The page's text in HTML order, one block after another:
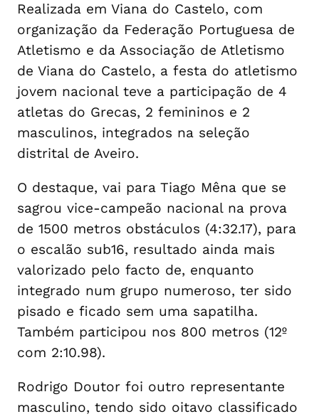
Realizada em Viana do Castelo, com
organização da Federação Portuguesa de
Atletismo e da Associação de Atletismo
de Viana do Castelo, a festa do atletismo
jovem nacional teve a participação de 4
atletas do Grecas, 2 femininos e 2
masculinos, integrados na seleção
distrital de Aveiro.
O destaque, vai para Tiago Mêna que se
sagrou vice-campeão nacional na prova
de 1500 metros obstáculos (4:32.17), para
o escalão sub16, resultado ainda mais
valorizado pelo facto de, enquanto
integrado num grupo numeroso, ter sido
pisado e ficado sem uma sapatilha.
Também participou nos 800 metros (12º
com 2:10.98).
Rodrigo Doutor foi outro representante
masculino, tendo sido oitavo classificado